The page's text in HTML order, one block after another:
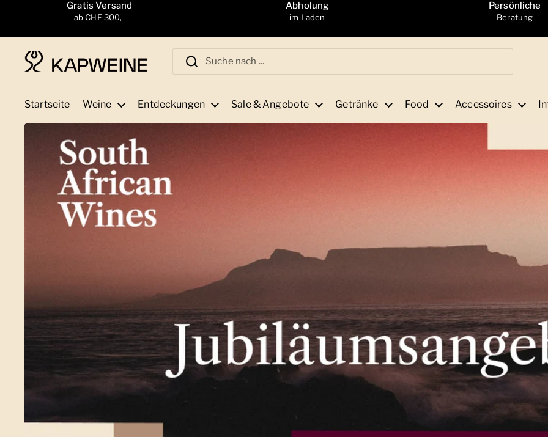
Zum Inhalt springenGratis Versand
ab CHF 300,-
Abholung
im Laden
Persönliche
Beratung
Startseite Weine Entdeckungen Sale & Angebote Getränke Food Accessoires